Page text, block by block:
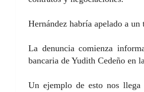
Hernández habría apelado a un
La denuncia comienza
bancaria de Yudith Cedeño en
Un ejemplo de esto nos llega